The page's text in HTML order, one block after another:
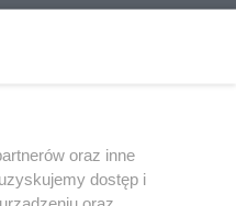
może być powielany i
w jakikolwiek sposób (w
na jakimkolwiek polu
oraz inne
dostęp i
oraz